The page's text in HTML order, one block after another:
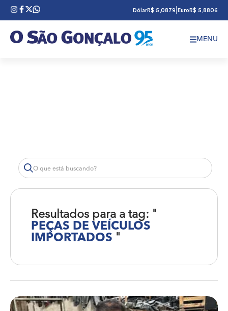
DólarR$ 5,0879 Euro R$ 5,8806
MENU
Resultados para a tag: "
PEÇAS DE VEÍCULOS
IMPORTADOS "